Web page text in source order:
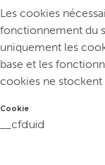
Les cookies
fonctionnement du
uniquement les
base et les
cookies ne
Cookie
__cfduid